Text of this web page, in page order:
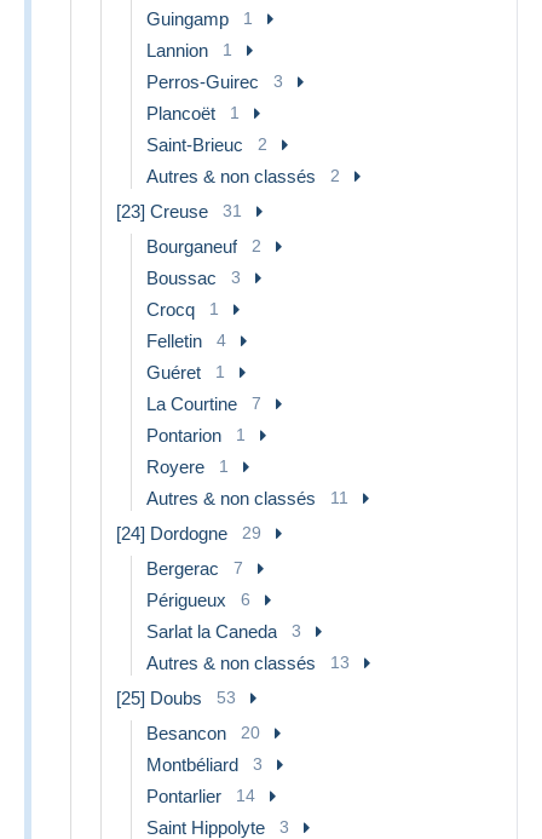
Guingamp 1
Lannion 1
Perros-Guirec 3
Plancoët 1
Saint-Brieuc 2
Autres & non classés 2
[23] Creuse 31
Bourganeuf 2
Boussac 3
Crocq 1
Felletin 4
Guéret 1
La Courtine 7
Pontarion 1
Royere 1
Autres & non classés 11
[24] Dordogne 29
Bergerac 7
Périgueux 6
Sarlat la Caneda 3
Autres & non classés 13
[25] Doubs 53
Besancon 20
Montbéliard 3
Pontarlier 14
Saint Hippolyte 3